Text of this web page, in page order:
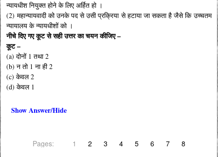
न्यायधीश नियुक्त होने के लिए अर्हित हो ।
(2) महान्यायवादी को उनके पद से उसी प्रक्रिया से हटाया जा सकता है जैसे कि उच्चतम
न्यायालय के न्यायधीशों को ।
नीचे दिए गए कूट से सही उत्तर का चयन कीजिए –
कूट –
(a) दोनों 1 तथा 2
(b) न तो 1 ना ही 2
(c) केवल 2
(d) केवल 1
Show Answer/Hide
Pages: 1 2 3 4 5 6 7 8